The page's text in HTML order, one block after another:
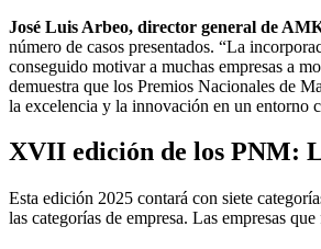
José Luis Arbeo, director general de
número de casos presentados. “La
conseguido motivar a muchas empresas a
demuestra que los Premios Nacionales de
la excelencia y la innovación en un entorno
XVII edición de los PNM:
Esta edición 2025 contará con siete
las categorías de empresa. Las empresas